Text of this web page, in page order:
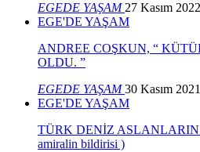
EGEDE YAŞAM 27 Kasım 2022
EGE'DE YAŞAM
ANDREE COŞKUN, “
OLDU. ”
EGEDE YAŞAM30 Kasım 2021
EGE'DE YAŞAM
TÜRK DENİZ
amiralin bildirisi )